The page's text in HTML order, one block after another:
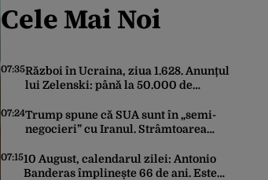
Cele Mai Noi
07:35Război în Ucraina, ziua 1.628. Anunțul
lui Zelenski: până la 50.000 de
Rusia
07:24Trump spune că SUA sunt în „semi-
negocieri” cu Iranul. Strâmtoarea
piața mondială a petrolului
07:1510 August, calendarul zilei: Antonio
Banderas împlinește 66 de ani. Este